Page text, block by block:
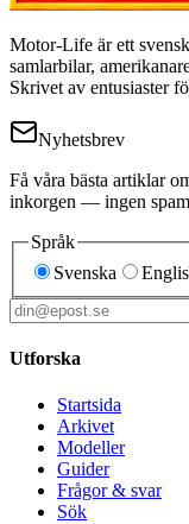
Motor-Life är ett
samlarbilar,
Skrivet av entusiaster
Nyhetsbrev
Få våra bästa artiklar
inkorgen — ingen
Språk
Svenska
Utforska
Startsida
Arkivet
Modeller
Guider
Frågor & svar
Sök